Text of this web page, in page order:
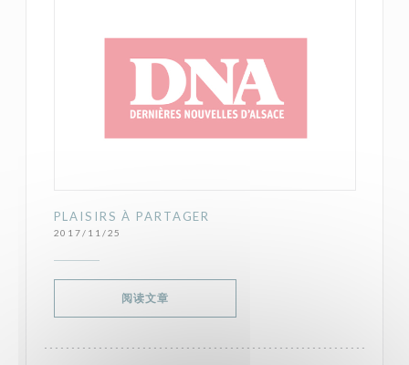
PLAISIRS À PARTAGER
2017/11/25
阅读文章((在新窗口中打开))